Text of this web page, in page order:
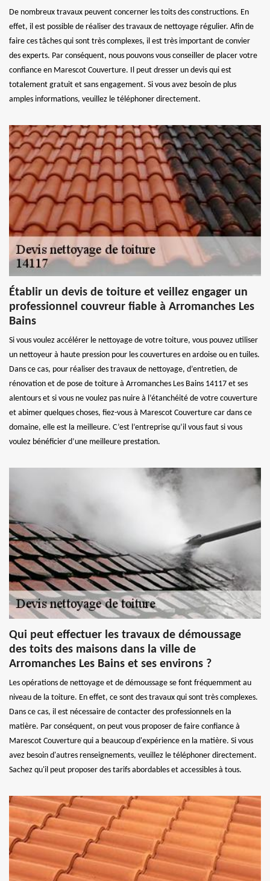
De nombreux travaux peuvent concerner les toits des constructions. En
effet, il est possible de réaliser des travaux de nettoyage régulier. Afin de
faire ces tâches qui sont très complexes, il est très important de convier
des experts. Par conséquent, nous pouvons vous conseiller de placer votre
confiance en Marescot Couverture. Il peut dresser un devis qui est
totalement gratuit et sans engagement. Si vous avez besoin de plus
amples informations, veuillez le téléphoner directement.
Établir un devis de toiture et veillez engager un
professionnel couvreur fiable à Arromanches Les
Bains
Si vous voulez accélérer le nettoyage de votre toiture, vous pouvez utiliser
un nettoyeur à haute pression pour les couvertures en ardoise ou en tuiles.
Dans ce cas, pour réaliser des travaux de nettoyage, d’entretien, de
rénovation et de pose de toiture à Arromanches Les Bains 14117 et ses
alentours et si vous ne voulez pas nuire à l’étanchéité de votre couverture
et abimer quelques choses, fiez-vous à Marescot Couverture car dans ce
domaine, elle est la meilleure. C’est l’entreprise qu’il vous faut si vous
voulez bénéficier d’une meilleure prestation.
Qui peut effectuer les travaux de démoussage
des toits des maisons dans la ville de
Arromanches Les Bains et ses environs ?
Les opérations de nettoyage et de démoussage se font fréquemment au
niveau de la toiture. En effet, ce sont des travaux qui sont très complexes.
Dans ce cas, il est nécessaire de contacter des professionnels en la
matière. Par conséquent, on peut vous proposer de faire confiance à
Marescot Couverture qui a beaucoup d'expérience en la matière. Si vous
avez besoin d'autres renseignements, veuillez le téléphoner directement.
Sachez qu'il peut proposer des tarifs abordables et accessibles à tous.